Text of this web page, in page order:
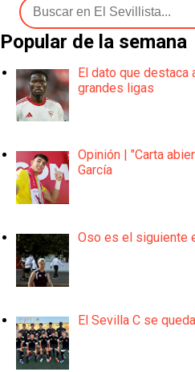
Popular de la semana
El dato que destaca
grandes ligas
Opinión | "Carta
García
Oso es el siguiente
El Sevilla C se